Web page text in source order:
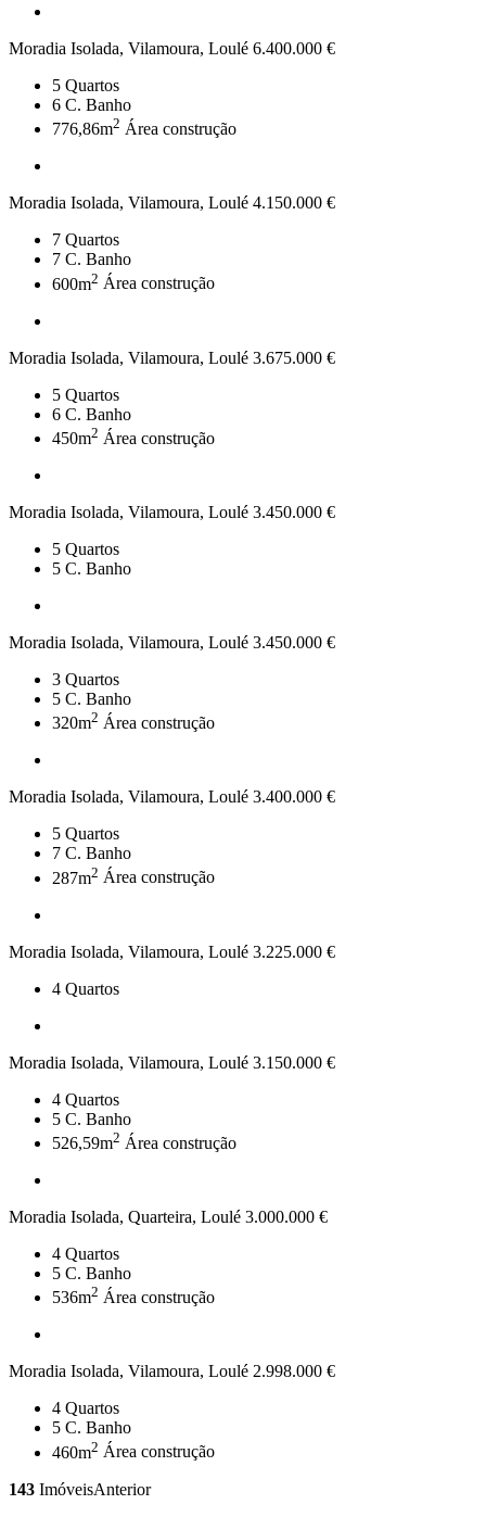
Moradia Isolada, Vilamoura, Loulé 6.400.000 €
5 Quartos
6 C. Banho
776,86m2 Área construção
Moradia Isolada, Vilamoura, Loulé 4.150.000 €
7 Quartos
7 C. Banho
600m2 Área construção
Moradia Isolada, Vilamoura, Loulé 3.675.000 €
5 Quartos
6 C. Banho
450m2 Área construção
Moradia Isolada, Vilamoura, Loulé 3.450.000 €
5 Quartos
5 C. Banho
Moradia Isolada, Vilamoura, Loulé 3.450.000 €
3 Quartos
5 C. Banho
320m2 Área construção
Moradia Isolada, Vilamoura, Loulé 3.400.000 €
5 Quartos
7 C. Banho
287m2 Área construção
Moradia Isolada, Vilamoura, Loulé 3.225.000 €
4 Quartos
Moradia Isolada, Vilamoura, Loulé 3.150.000 €
4 Quartos
5 C. Banho
526,59m2 Área construção
Moradia Isolada, Quarteira, Loulé 3.000.000 €
4 Quartos
5 C. Banho
536m2 Área construção
Moradia Isolada, Vilamoura, Loulé 2.998.000 €
4 Quartos
5 C. Banho
460m2 Área construção
143 ImóveisAnterior